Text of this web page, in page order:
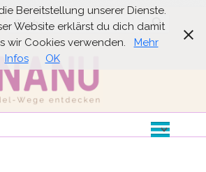
Suche
Bereitstellung unserer Dienste.
Website erklärst du dich damit
wir Cookies verwenden.
Mehr
Infos
OK